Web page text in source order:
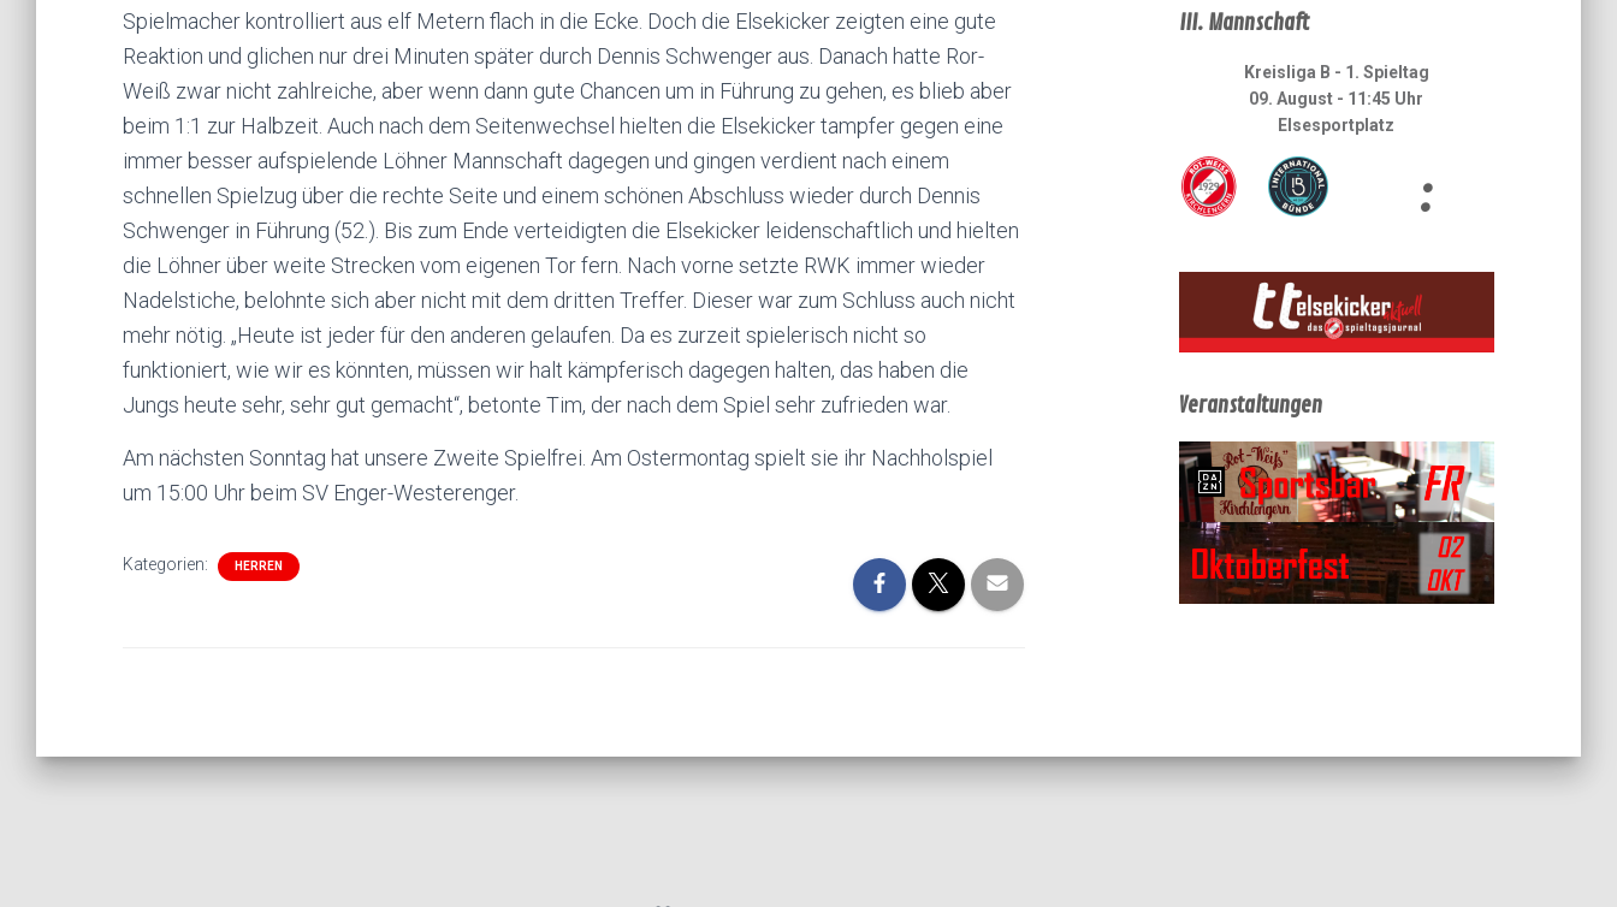
Spielmacher kontrolliert aus elf Metern flach in die Ecke. Doch die Elsekicker zeigten eine gute
Reaktion und glichen nur drei Minuten später durch Dennis Schwenger aus. Danach hatte Ror-
Weiß zwar nicht zahlreiche, aber wenn dann gute Chancen um in Führung zu gehen, es blieb aber
beim 1:1 zur Halbzeit. Auch nach dem Seitenwechsel hielten die Elsekicker tampfer gegen eine
immer besser aufspielende Löhner Mannschaft dagegen und gingen verdient nach einem
schnellen Spielzug über die rechte Seite und einem schönen Abschluss wieder durch Dennis
Schwenger in Führung (52.). Bis zum Ende verteidigten die Elsekicker leidenschaftlich und hielten
die Löhner über weite Strecken vom eigenen Tor fern. Nach vorne setzte RWK immer wieder
Nadelstiche, belohnte sich aber nicht mit dem dritten Treffer. Dieser war zum Schluss auch nicht
mehr nötig. „Heute ist jeder für den anderen gelaufen. Da es zurzeit spielerisch nicht so
funktioniert, wie wir es könnten, müssen wir halt kämpferisch dagegen halten, das haben die
Jungs heute sehr, sehr gut gemacht“, betonte Tim, der nach dem Spiel sehr zufrieden war.
Am nächsten Sonntag hat unsere Zweite Spielfrei. Am Ostermontag spielt sie ihr Nachholspiel
um 15:00 Uhr beim SV Enger-Westerenger.
Kategorien: HERREN
III. Mannschaft
Kreisliga B - 1. Spieltag
09. August - 11:45 Uhr
Elsesportplatz
:
Veranstaltungen